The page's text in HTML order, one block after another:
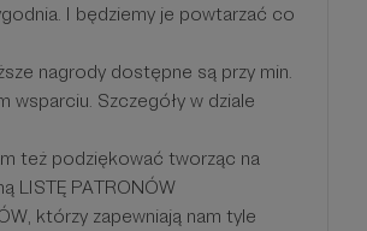
I będziemy je powtarzać co
nagrody dostępne są przy min.
wsparciu. Szczegóły w dziale
też podziękować tworząc na
LISTĘ PATRONÓW
którzy zapewniają nam tyle